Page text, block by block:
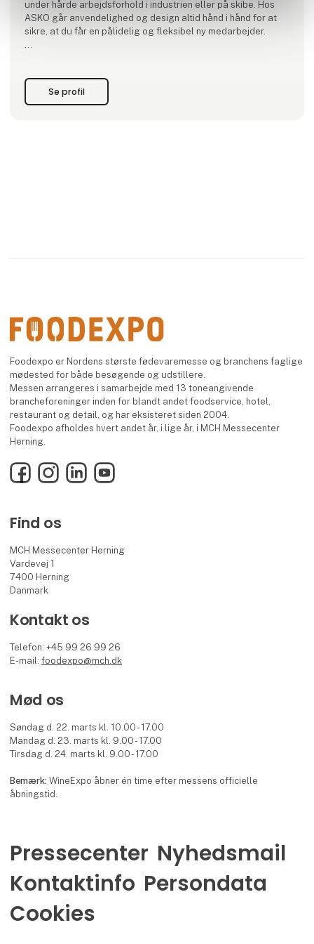
under hårde arbejdsforhold i industrien eller på skibe. Hos
ASKO går anvendelighed og design altid hånd i hånd for at
sikre, at du får en pålidelig og fleksibel ny medarbejder.
Se profil
Foodexpo er Nordens største fødevaremesse og branchens faglige
mødested for både besøgende og udstillere.
Messen arrangeres i samarbejde med 13 toneangivende
brancheforeninger inden for blandt andet foodservice, hotel,
restaurant og detail, og har eksisteret siden 2004.
Foodexpo afholdes hvert andet år, i lige år, i MCH Messecenter
Herning.
FacebookInstagramLinkedInYouTube
Find os
MCH Messecenter Herning
Vardevej 1
7400 Herning
Danmark
Kontakt os
Telefon: +45 99 26 99 26
E-mail:foodexpo@mch.dk
Mød os
Søndag d. 22. marts kl. 10.00 - 17.00
Mandag d. 23. marts kl. 9.00 - 17.00
Tirsdag d. 24. marts kl. 9.00 - 17.00
Bemærk:WineExpo åbner én time efter messens officielle
åbningstid.
Pressecenter Nyhedsmail
Kontaktinfo Persondata
Cookies